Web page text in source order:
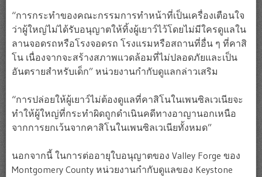
“การกระทำของคณะกรรมการทำหน้าที่เป็นเครื่องเตือนใจ
ว่าผู้ใหญ่ไม่ได้รับอนุญาตให้ทิ้งผู้เยาว์ไว้โดยไม่มีใครดูแลใน
ลานจอดรถหรือโรงจอดรถ โรงแรมหรือสถานที่อื่น ๆ ที่คาสิ
โน เนื่องจากจะสร้างสภาพแวดล้อมที่ไม่ปลอดภัยและเป็น
อันตรายสำหรับเด็ก” หน่วยงานกำกับดูแลกล่าวเสริม
“การปล่อยให้ผู้เยาว์ไม่ต้องดูแลที่คาสิโนในเพนซิลเวเนียจะ
ทำให้ผู้ใหญ่ที่กระทำผิดถูกดำเนินคดีทางอาญานอกเหนือ
จากการยกเว้นจากคาสิโนในเพนซิลเวเนียทั้งหมด”
นอกจากนี้ ในการต่ออายุใบอนุญาตของ Valley Forge ของ
Montgomery County หน่วยงานกำกับดูแลของ Keystone